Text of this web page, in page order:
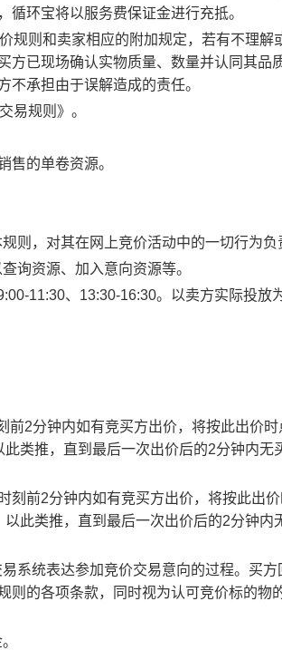
环宝将以服务费保证金进行充抵。
规则和卖家相应的附加规定，若有不理解
方已现场确认实物质量、数量并认同其品
不承担由于误解造成的责任。
易规则》。
售的单卷资源。
则，对其在网上竞价活动中的一切行为负
询资源、加入意向资源等。
11:30、13:30-16:30。以卖方实际投放
2分钟内如有竞买方出价，将按此出价
类推，直到最后一次出价后的2分钟内无
刻前2分钟内如有竞买方出价，将按此出
此类推，直到最后一次出价后的2分钟内
系统表达参加竞价交易意向的过程。买
则的各项条款，同时视为认可竞价标的物